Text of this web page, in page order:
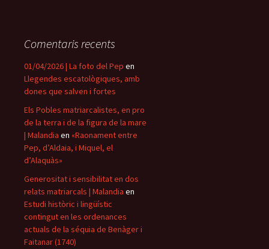
Comentaris recents
01/04/2026 | La foto del Pep en
Llegendes escatològiques, amb
dones que salven i fortes
Els Pobles matriarcalistes, en pro
de la terra i de la figura de la mare
| Malandia en «Raonament entre
Pep, d’Aldaia, i Miquel, el
d’Alaquàs»
Generositat i sensibilitat en dos
relats matriarcals | Malandia en
Estudi històric i lingüístic
contingut en les ordenances
actuals de la séquia de Benàger i
Faitanar (1740)